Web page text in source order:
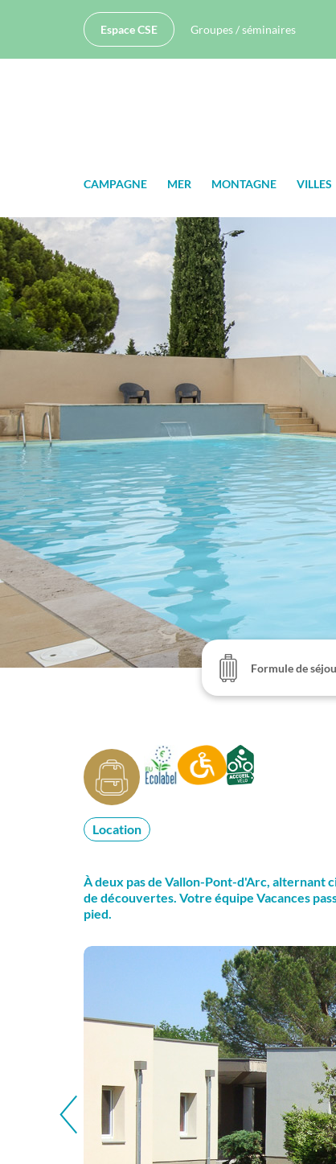
Espace CSE Groupes / séminaires
CAMPAGNE MER MONTAGNE VILLES
Location
À deux pas de Vallon-Pont-d'Arc, alternant
de découvertes. Votre équipe Vacances
pied.